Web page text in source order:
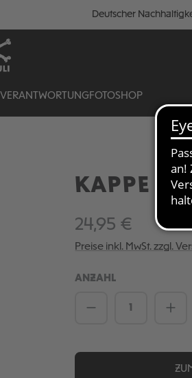
Deutscher
VERANTWORTUNGFOTOSHOP
KAPPE
24,95 €
Preise inkl. MwSt. zzgl.
ANZAHL
Produkt